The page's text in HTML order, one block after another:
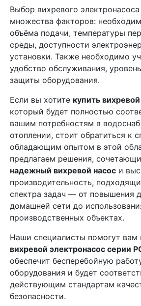
Выбор вихревого электронасоса
множества факторов:
объёма подачи, температуры
среды, доступности
установки. Также необходимо
удобство обслуживания,
защиты оборудования.
Если вы хотите купить
который будет полностью
вашим потребностям в
отоплении, стоит обратиться к
обладающим опытом в этой
предлагаем решения,
надежный вихревой насос и
производительность,
спектра задач — от повышения
домашней сети до
производственных объектах.
Наши специалисты помогут вам
вихревой электронасос серии
обеспечит бесперебойную
оборудования и будет
действующим стандартам
безопасности.